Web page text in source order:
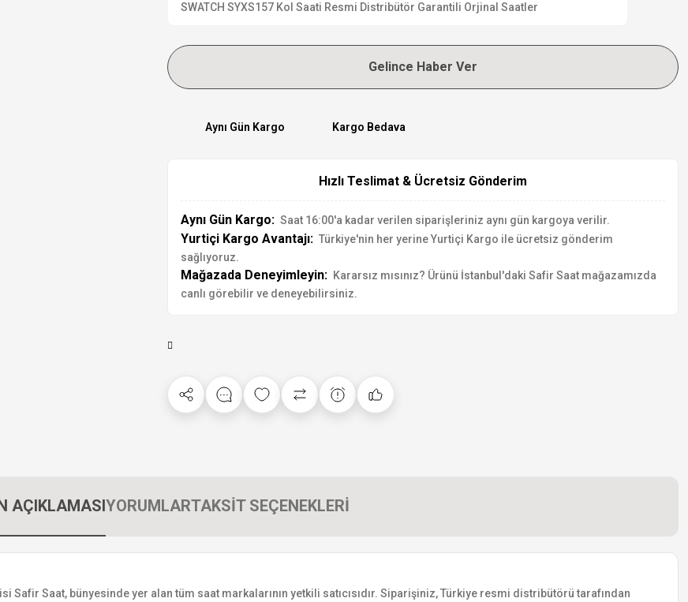
SWATCH SYXS157 Kol Saati Resmi Distribütör Garantili Orjinal Saatler
Gelince Haber Ver
Aynı Gün Kargo Kargo Bedava
Hızlı Teslimat & Ücretsiz Gönderim
Aynı Gün Kargo: Saat 16:00'a kadar verilen siparişleriniz aynı gün kargoya verilir.
Yurtiçi Kargo Avantajı: Türkiye'nin her yerine Yurtiçi Kargo ile ücretsiz gönderim
sağlıyoruz.
Mağazada Deneyimleyin: Kararsız mısınız? Ürünü İstanbul'daki Safir Saat mağazamızda
canlı görebilir ve deneyebilirsiniz.
AÇIKLAMASIYORUMLARTAKSİT SEÇENEKLERİ
Safir Saat, bünyesinde yer alan tüm saat markalarının yetkili satıcısıdır. Siparişiniz, Türkiye resmi distribütörü tarafından